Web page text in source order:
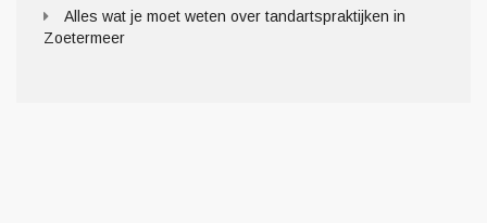
Alles wat je moet weten over tandartspraktijken in
Zoetermeer